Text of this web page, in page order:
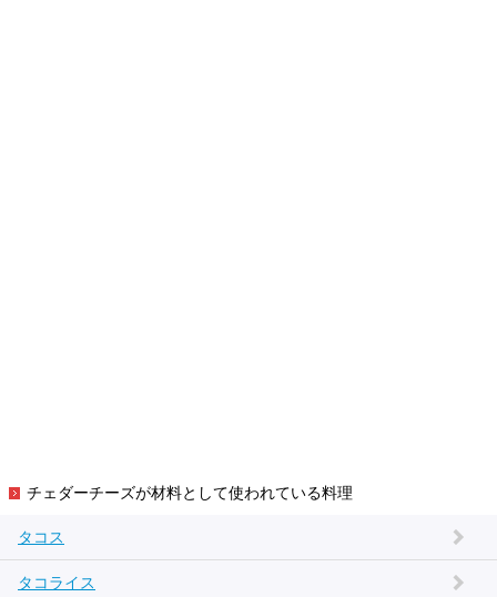
チェダーチーズが材料として使われている料理
タコス
タコライス